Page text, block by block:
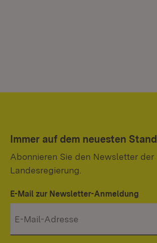
Immer auf dem neuesten Stand
Abonnieren Sie den Newsletter der
Landesregierung.
E-Mail zur Newsletter-Anmeldung